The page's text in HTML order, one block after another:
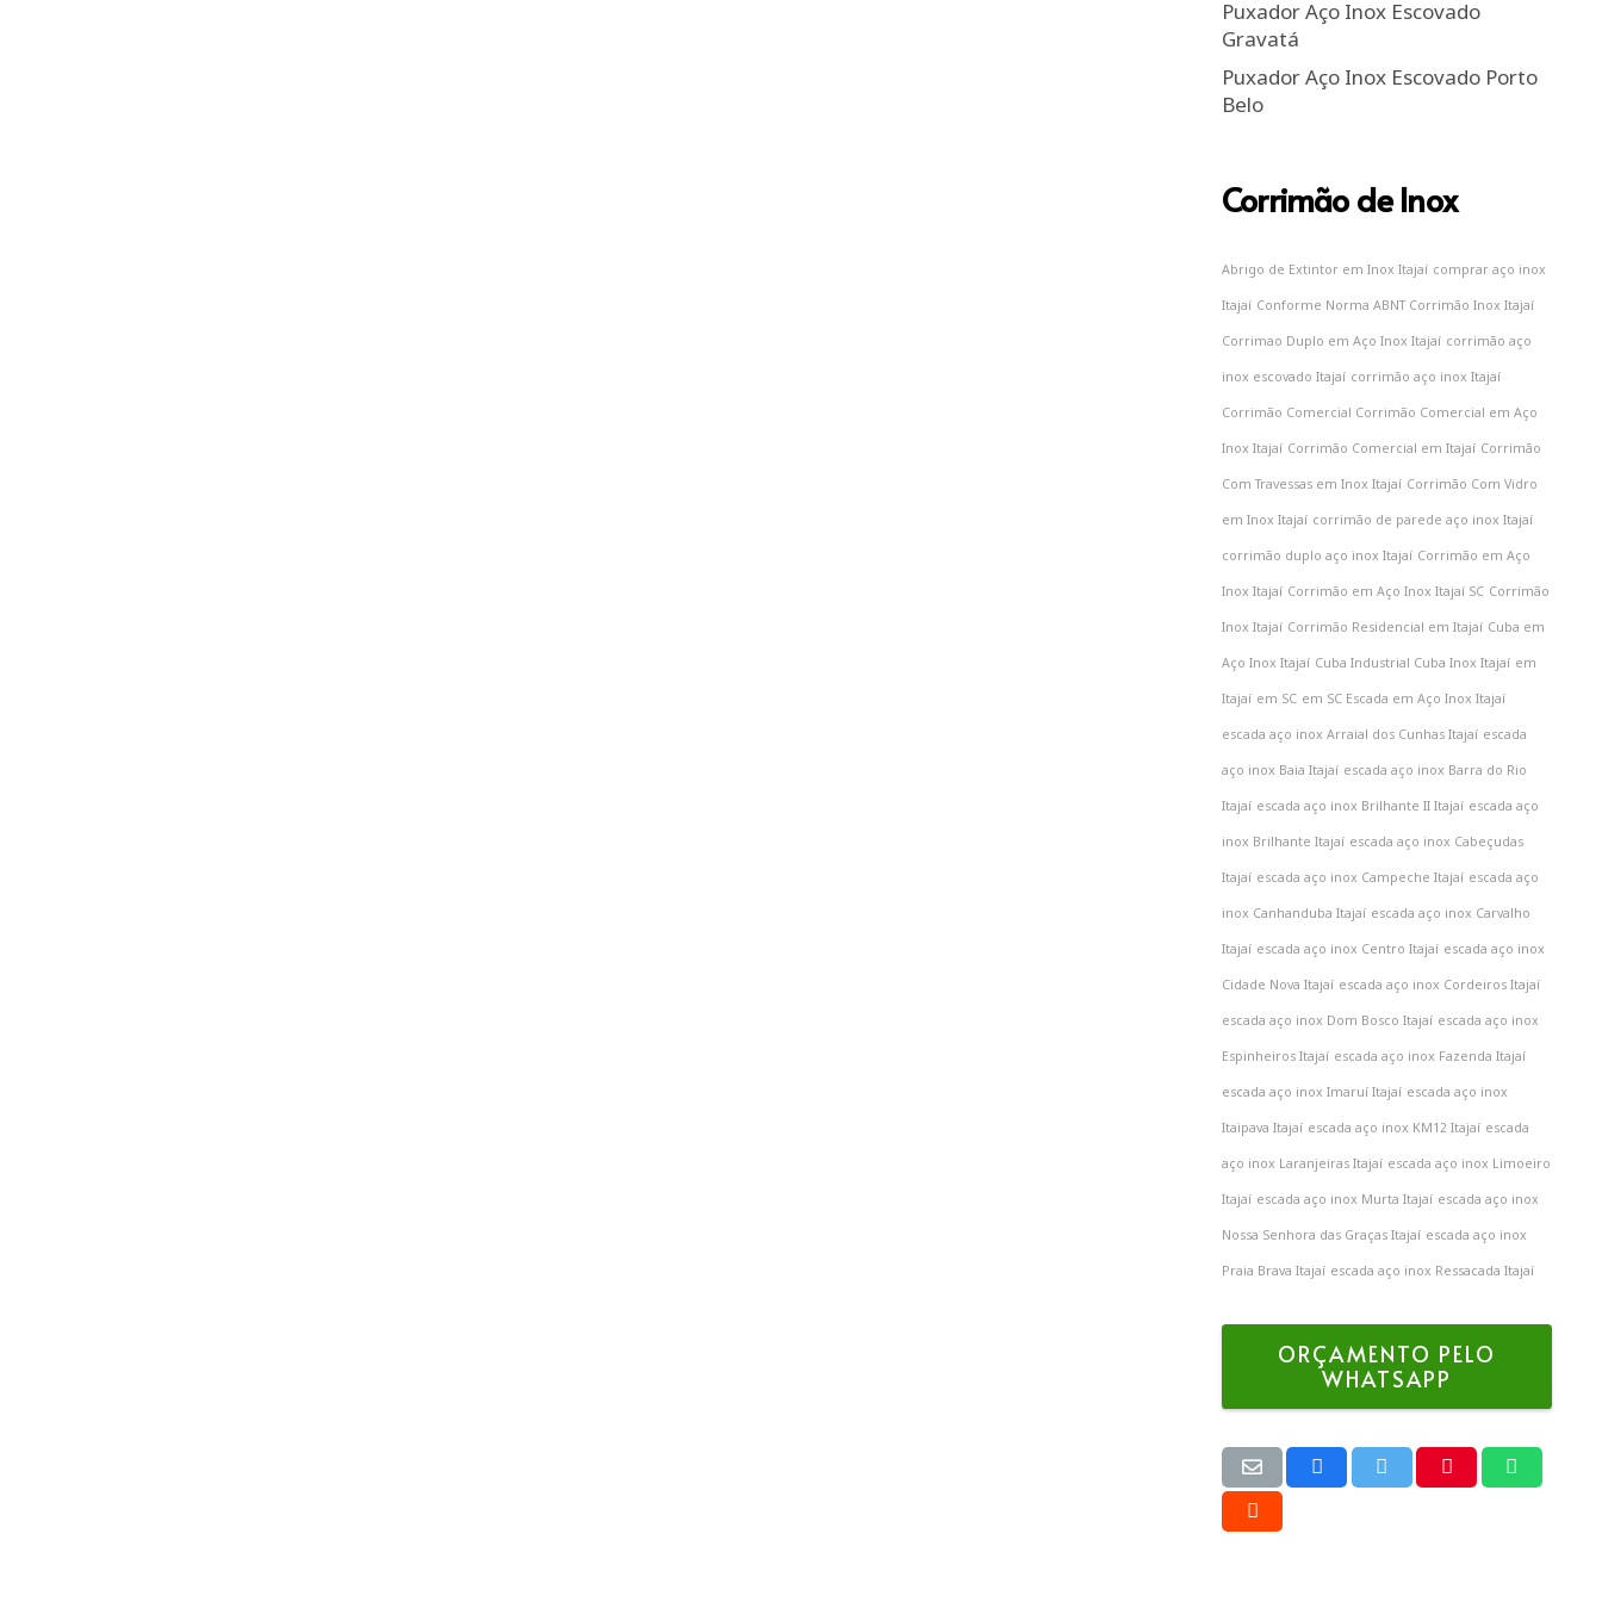
Puxador Aço Inox Escovado
Gravatá
Puxador Aço Inox Escovado Porto
Belo
Corrimão de Inox
Abrigo de Extintor em Inox Itajaí comprar aço inox
Itajaí Conforme Norma ABNT Corrimão Inox Itajaí
Corrimao Duplo em Aço Inox Itajaí corrimão aço
inox escovado Itajaí corrimão aço inox Itajaí
Corrimão Comercial Corrimão Comercial em Aço
Inox Itajaí Corrimão Comercial em Itajaí Corrimão
Com Travessas em Inox Itajaí Corrimão Com Vidro
em Inox Itajaí corrimão de parede aço inox Itajaí
corrimão duplo aço inox Itajaí Corrimão em Aço
Inox Itajaí Corrimão em Aço Inox Itajaí SC Corrimão
Inox Itajaí Corrimão Residencial em Itajaí Cuba em
Aço Inox Itajaí Cuba Industrial Cuba Inox Itajaí em
Itajaí em SC em SC Escada em Aço Inox Itajaí
escada aço inox Arraial dos Cunhas Itajaí escada
aço inox Baia Itajaí escada aço inox Barra do Rio
Itajaí escada aço inox Brilhante II Itajaí escada aço
inox Brilhante Itajaí escada aço inox Cabeçudas
Itajaí escada aço inox Campeche Itajaí escada aço
inox Canhanduba Itajaí escada aço inox Carvalho
Itajaí escada aço inox Centro Itajaí escada aço inox
Cidade Nova Itajaí escada aço inox Cordeiros Itajaí
escada aço inox Dom Bosco Itajaí escada aço inox
Espinheiros Itajaí escada aço inox Fazenda Itajaí
escada aço inox Imaruí Itajaí escada aço inox
Itaipava Itajaí escada aço inox KM12 Itajaí escada
aço inox Laranjeiras Itajaí escada aço inox Limoeiro
Itajaí escada aço inox Murta Itajaí escada aço inox
Nossa Senhora das Graças Itajaí escada aço inox
Praia Brava Itajaí escada aço inox Ressacada Itajaí
ORÇAMENTO PELO
WHATSAPP